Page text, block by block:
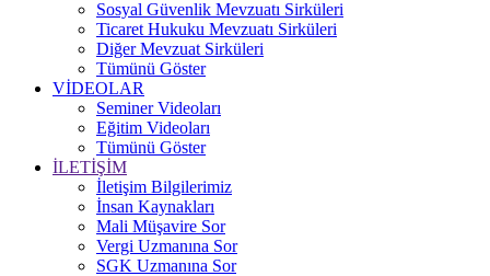
Sosyal Güvenlik Mevzuatı Sirküleri
Ticaret Hukuku Mevzuatı Sirküleri
Diğer Mevzuat Sirküleri
Tümünü Göster
VİDEOLAR
Seminer Videoları
Eğitim Videoları
Tümünü Göster
İLETİŞİM
İletişim Bilgilerimiz
İnsan Kaynakları
Mali Müşavire Sor
Vergi Uzmanına Sor
SGK Uzmanına Sor